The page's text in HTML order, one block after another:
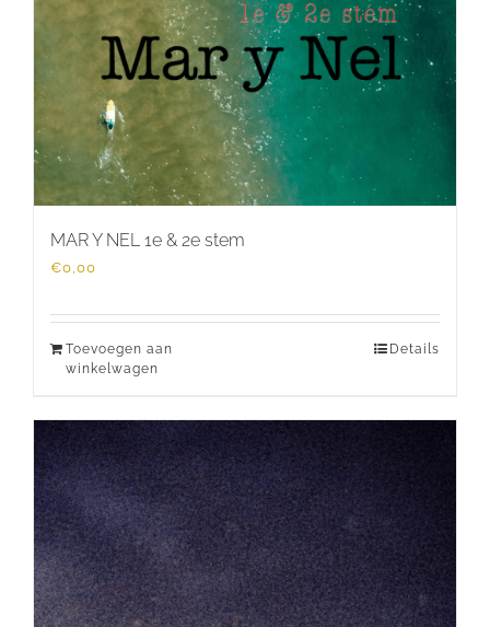
MAR Y NEL 1e & 2e stem
€0,00
Toevoegen aan
winkelwagen
Details